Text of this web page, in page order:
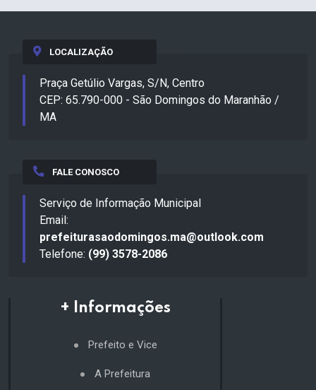
LOCALIZAÇÃO
Praça Getúlio Vargas, S/N, Centro
CEP: 65.790-000 - São Domingos do Maranhão /
MA
FALE CONOSCO
Serviço de Informação Municipal
Email:
prefeiturasaodomingos.ma@outlook.com
Telefone: (99) 3578-2086
+ Informações
Prefeito e Vice
A Prefeitura